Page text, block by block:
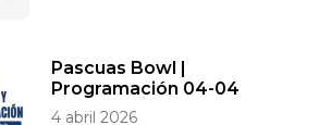
Pascuas Bowl |
Programación 04-04
4 abril 2026